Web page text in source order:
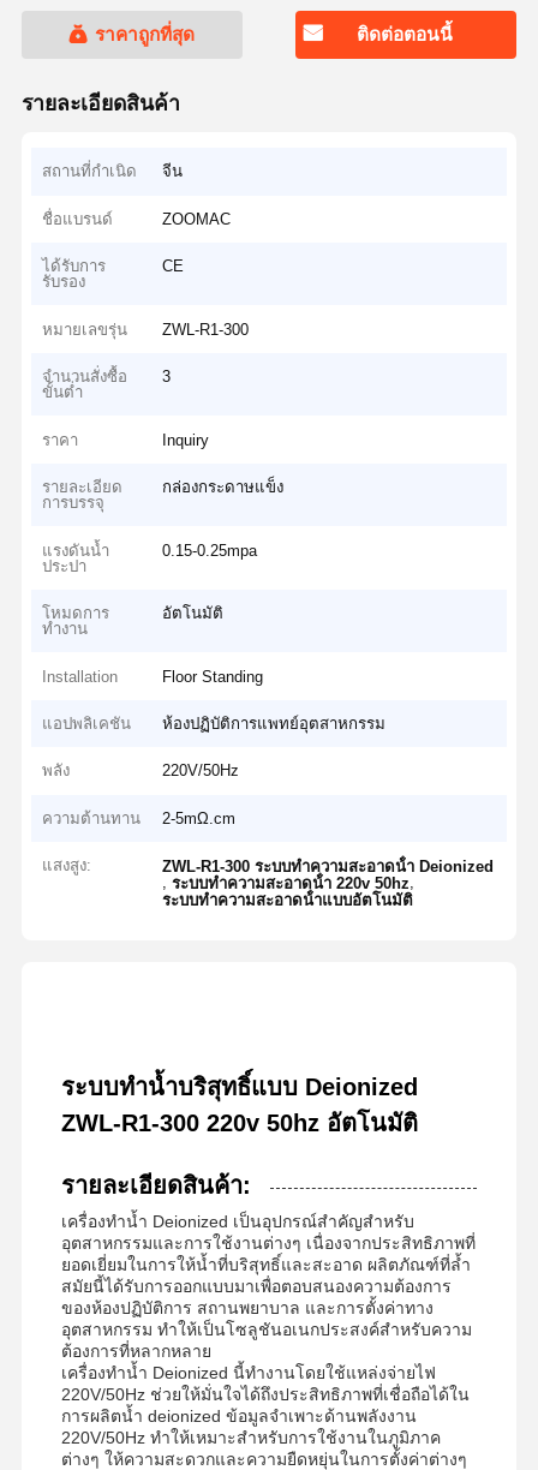
ราคาถูกที่สุด ติดต่อตอนนี้
รายละเอียดสินค้า
สถานที่กำเนิด จีน
ชื่อแบรนด์ ZOOMAC
ได้รับการ
รับรอง
CE
หมายเลขรุ่น ZWL-R1-300
จำนวนสั่งซื้อ
ขั้นต่ำ
3
ราคา Inquiry
รายละเอียด
การบรรจุ
กล่องกระดาษแข็ง
แรงดันน้ำ
ประปา
0.15-0.25mpa
โหมดการ
ทำงาน
อัตโนมัติ
Installation Floor Standing
แอปพลิเคชัน ห้องปฏิบัติการแพทย์อุตสาหกรรม
พลัง 220V/50Hz
ความต้านทาน 2-5mΩ.cm
แสงสูง:
ZWL-R1-300 ระบบทําความสะอาดน้ํา Deionized
,ระบบทําความสะอาดน้ํา 220v 50hz,
ระบบทําความสะอาดน้ําแบบอัตโนมัติ
ระบบทำน้ำบริสุทธิ์แบบ Deionized
ZWL-R1-300 220v 50hz อัตโนมัติ
รายละเอียดสินค้า:
เครื่องทำน้ำ Deionized เป็นอุปกรณ์สำคัญสำหรับ
อุตสาหกรรมและการใช้งานต่างๆ เนื่องจากประสิทธิภาพที่
ยอดเยี่ยมในการให้น้ำที่บริสุทธิ์และสะอาด ผลิตภัณฑ์ที่ล้ำ
สมัยนี้ได้รับการออกแบบมาเพื่อตอบสนองความต้องการ
ของห้องปฏิบัติการ สถานพยาบาล และการตั้งค่าทาง
อุตสาหกรรม ทำให้เป็นโซลูชันอเนกประสงค์สำหรับความ
ต้องการที่หลากหลาย
เครื่องทำน้ำ Deionized นี้ทำงานโดยใช้แหล่งจ่ายไฟ
220V/50Hz ช่วยให้มั่นใจได้ถึงประสิทธิภาพที่เชื่อถือได้ใน
การผลิตน้ำ deionized ข้อมูลจำเพาะด้านพลังงาน
220V/50Hz ทำให้เหมาะสำหรับการใช้งานในภูมิภาค
ต่างๆ ให้ความสะดวกและความยืดหยุ่นในการตั้งค่าต่างๆ